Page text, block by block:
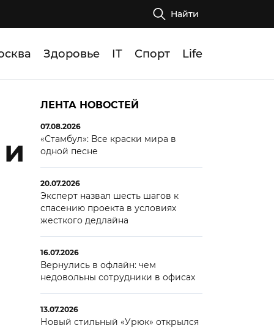
Найти
Здоровье IT Спорт Life
ЛЕНТА НОВОСТЕЙ
07.08.2026
«Стамбул»: Все краски мира в
одной песне
20.07.2026
Эксперт назвал шесть шагов к
спасению проекта в условиях
жесткого дедлайна
16.07.2026
Вернулись в офлайн: чем
недовольны сотрудники в офисах
13.07.2026
Новый стильный «Урюк» открылся